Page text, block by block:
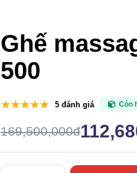
Ghế
500
5 đánh giá Còn
169,500,000đ